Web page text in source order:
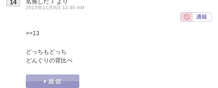
14 名無しだＪ より
2015年11月9日 12:40 AM
>>13
どっちもどっち
どんぐりの背比べ